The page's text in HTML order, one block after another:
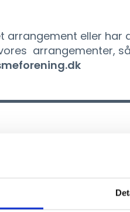
arrangement eller har
arrangementer,
Se alle